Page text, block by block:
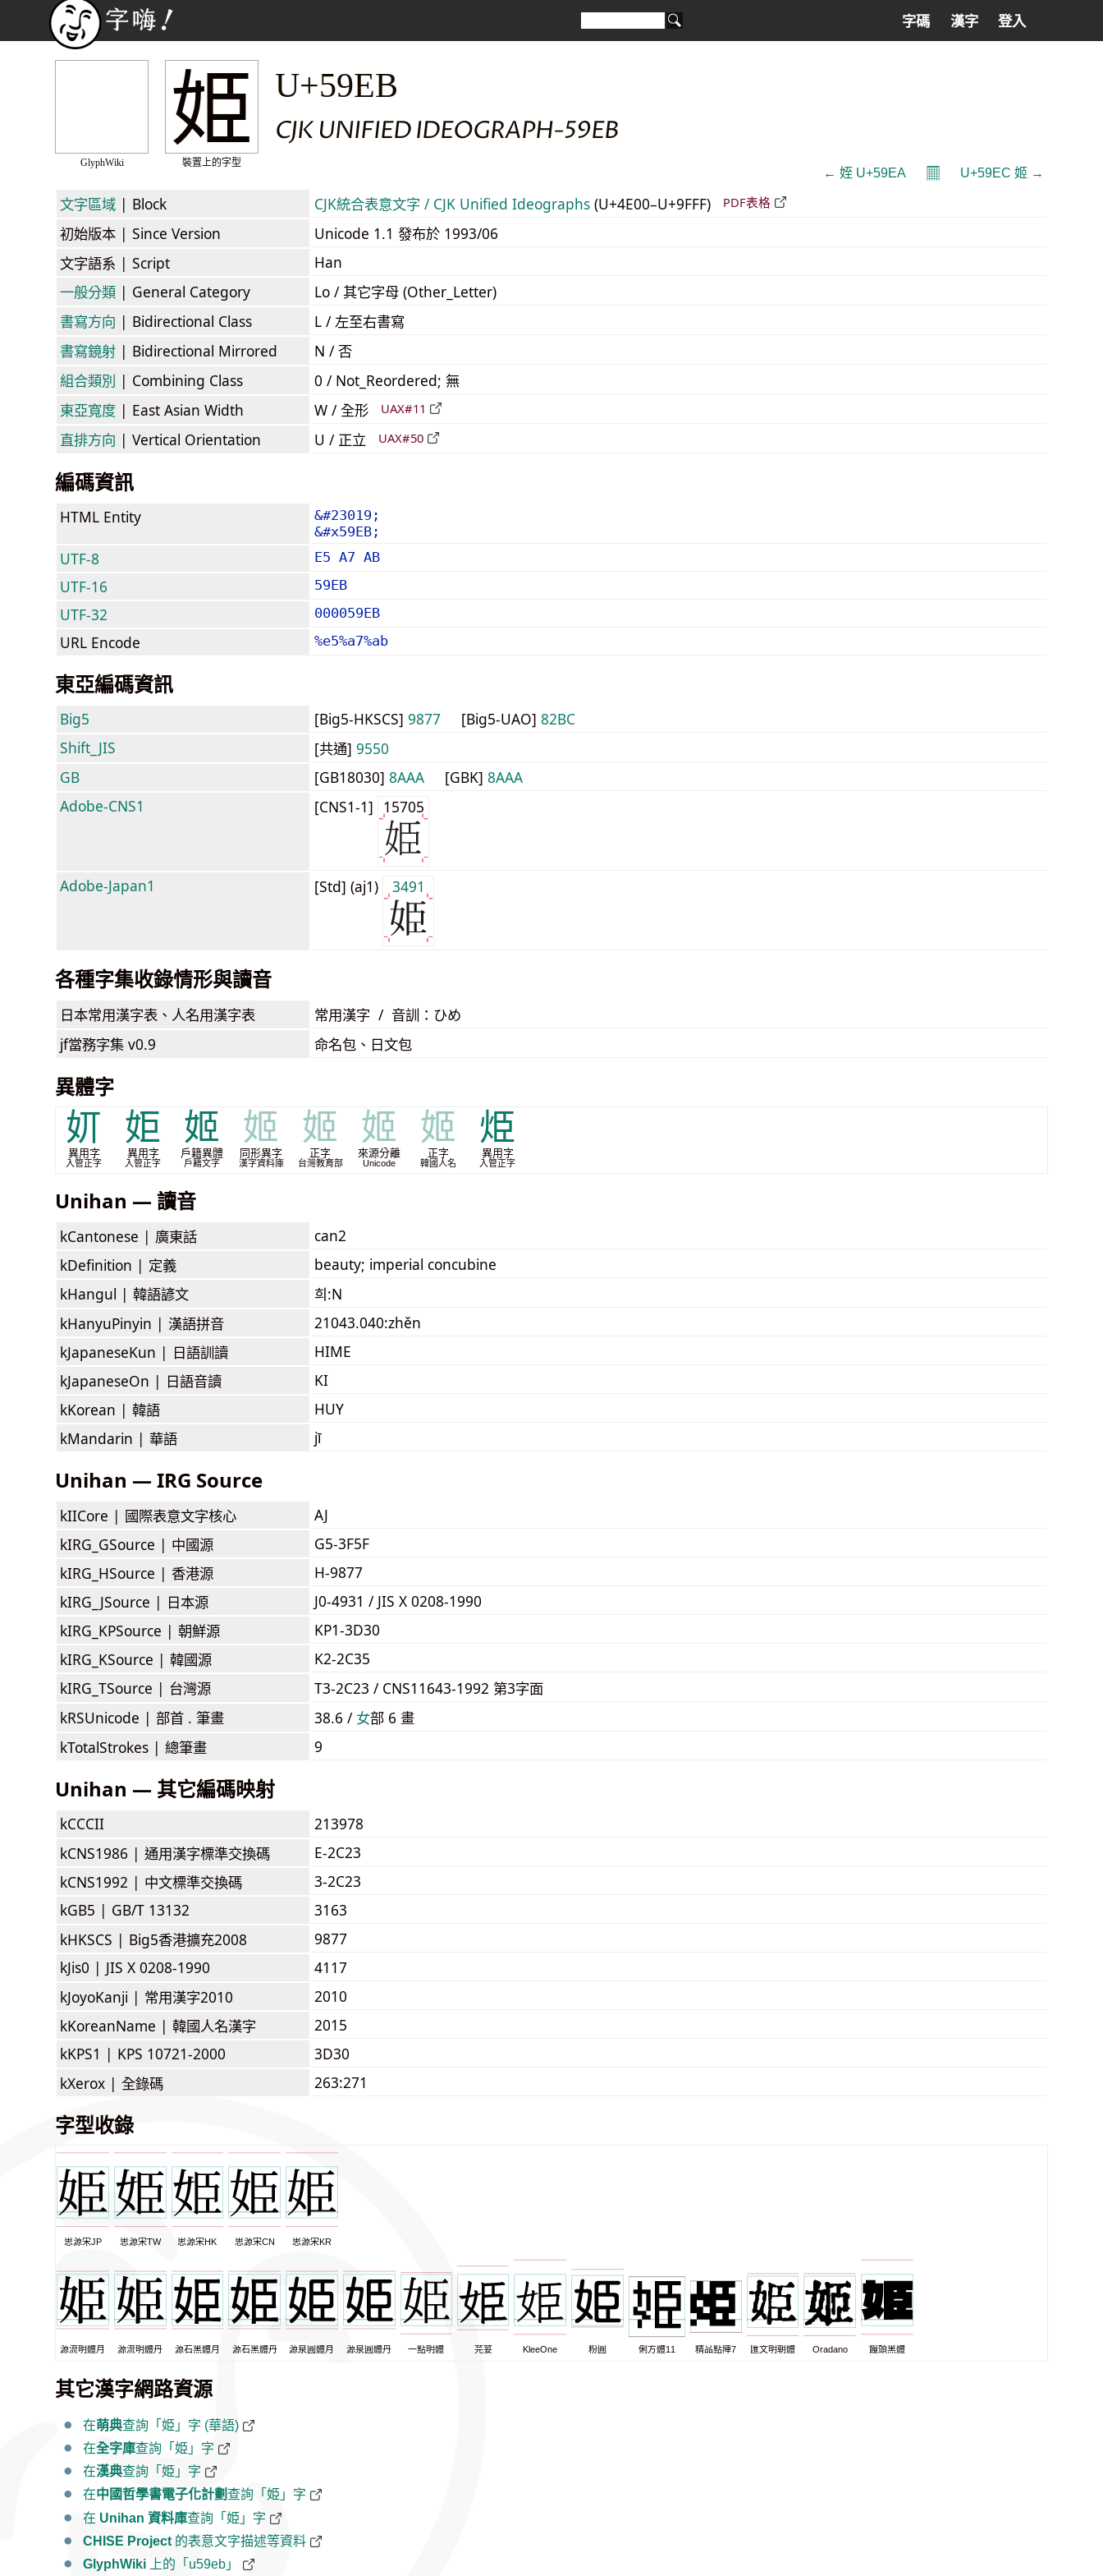
字碼 漢字 登入
GlyphWiki
姫
裝置上的字型
U+59EB
CJK UNIFIED IDEOGRAPH-59EB
← 姪 U+59EA 𝄜 U+59EC 姬 →
文字區域 | Block CJK統合表意文字 / CJK Unified Ideographs (U+4E00–U+9FFF) PDF表格
初始版本 | Since Version
Unicode 1.1 發布於 1993/06
文字語系 | Script
Han
一般分類 | General Category
Lo / 其它字母 (Other_Letter)
書寫方向 | Bidirectional Class
L / 左至右書寫
書寫鏡射 | Bidirectional Mirrored
N / 否
組合類別 | Combining Class
0 / Not_Reordered; 無
東亞寬度 | East Asian Width W / 全形 UAX#11
直排方向 | Vertical Orientation U / 正立 UAX#50
編碼資訊
HTML Entity
&#23019;
&#x59EB;
UTF-8 E5 A7 AB
UTF-16 59EB
UTF-32 000059EB
URL Encode %e5%a7%ab
東亞編碼資訊
Big5 [Big5-HKSCS] 9877 [Big5-UAO] 82BC
Shift_JIS
[共通] 9550
GB
[GB18030] 8AAA [GBK] 8AAA
Adobe-CNS1
[CNS1-1] 15705
Adobe-Japan1 [Std] (aj1) 3491
各種字集收錄情形與讀音
日本常用漢字表 、人名用漢字表 常用漢字 / 音訓：ひめ
jf當務字集 v0.9 命名包、日文包
異體字
㚦
異用字
入管正字
姖
異用字
入管正字
姬
戶籍異體
戶籍文字
姬
同形異字
漢字資料庫
姬
正字
台灣教育部
姬
來源分離
Unicode
姬
正字
韓國人名
烥
異用字
入管正字
Unihan — 讀音
kCantonese | 廣東話
can2
kDefinition | 定義
beauty; imperial concubine
kHangul | 韓語諺文
희:N
kHanyuPinyin | 漢語拼音
21043.040:zhěn
kJapaneseKun | 日語訓讀
HIME
kJapaneseOn | 日語音讀
KI
kKorean | 韓語
HUY
kMandarin | 華語 jī
Unihan — IRG Source
kIICore | 國際表意文字核心
AJ
kIRG_GSource | 中國源
G5-3F5F
kIRG_HSource | 香港源
H-9877
kIRG_JSource | 日本源
J0-4931 / JIS X 0208-1990
kIRG_KPSource | 朝鮮源
KP1-3D30
kIRG_KSource | 韓國源
K2-2C35
kIRG_TSource | 台灣源
T3-2C23 / CNS11643-1992 第3字面
kRSUnicode | 部首 . 筆畫 38.6 / ⼥部 6 畫
kTotalStrokes | 總筆畫 9
Unihan — 其它編碼映射
kCCCII
213978
kCNS1986 | 通用漢字標準交換碼
E-2C23
kCNS1992 | 中文標準交換碼
3-2C23
kGB5 | GB/T 13132
3163
kHKSCS | Big5香港擴充2008
9877
kJis0 | JIS X 0208-1990
4117
kJoyoKanji | 常用漢字2010
2010
kKoreanName | 韓國人名漢字
2015
kKPS1 | KPS 10721-2000
3D30
kXerox | 全錄碼 263:271
字型收錄
思源宋JP 思源宋TW 思源宋HK 思源宋CN 思源宋KR
源流明體月 源流明體丹 源石黑體月 源石黑體丹 源泉圓體月 源泉圓體丹 一點明體 芫荽 KleeOne 粉圓 俐方體11 精品點陣7 匯文明朝體 Oradano 饅頭黑體
其它漢字網路資源
在萌典查詢「姫」字 (華語)
在全字庫查詢「姫」字
在漢典查詢「姫」字
在中國哲學書電子化計劃 查詢「姫」字
在 Unihan 資料庫查詢「姫」字
CHISE Project 的表意文字描述等資料
GlyphWiki 上的「u59eb」